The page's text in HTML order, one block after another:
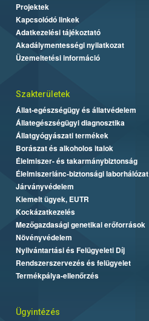
Projektek
Kapcsolódó linkek
Adatkezelési tájékoztató
Akadálymentességi nyilatkozat
Üzemeltetési információ
Szakterületek
Állat-egészségügy és állatvédelem
Állategészségügyi diagnosztika
Állatgyógyászati termékek
Borászat és alkoholos italok
Élelmiszer- és takarmánybiztonság
Élelmiszerlánc-biztonsági laborhálózat
Járványvédelem
Kiemelt ügyek, EUTR
Kockázatkezelés
Mezőgazdasági genetikai erőforrások
Növényvédelem
Nyilvántartási és Felügyeleti Díj
Rendszerszervezés és felügyelet
Termékpálya-ellenőrzés
Ügyintézés